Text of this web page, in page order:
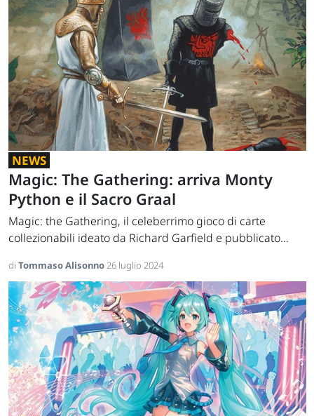
NEWS
Magic: The Gathering: arriva Monty
Python e il Sacro Graal
Magic: the Gathering, il celeberrimo gioco di carte
collezionabili ideato da Richard Garfield e pubblicato...
di Tommaso Alisonno26 luglio 2024